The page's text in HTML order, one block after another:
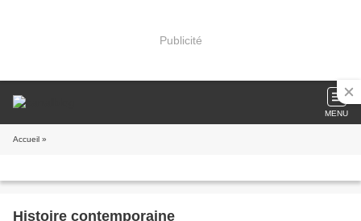
Publicité
MENU
Accueil »
Histoire contemporaine